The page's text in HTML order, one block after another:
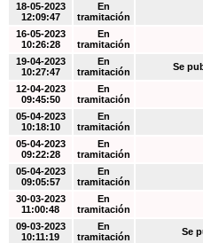
18-05-2023
12:09:47
En
tramitación
16-05-2023
10:26:28
En
tramitación
19-04-2023
10:27:47
En
tramitación
Se
12-04-2023
09:45:50
En
tramitación
05-04-2023
10:18:10
En
tramitación
05-04-2023
09:22:28
En
tramitación
05-04-2023
09:05:57
En
tramitación
30-03-2023
11:00:48
En
tramitación
09-03-2023
10:11:19
En
tramitación
Se